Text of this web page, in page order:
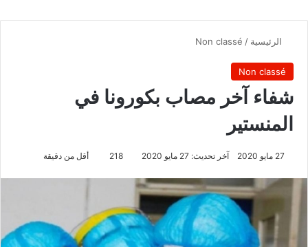
الرئيسية /
Non classé
Non classé
شفاء آخر مصاب بكورونا في
المنستير
27 مايو 2020 آخر تحديث: 27 مايو 2020 218 أقل من دقيقة